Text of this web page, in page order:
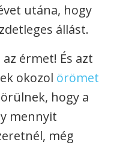
utána, hogy
állást.
érmet! És azt
okozol örömet
hogy a
mennyit
még